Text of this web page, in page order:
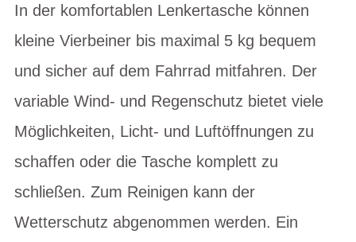
In der komfortablen Lenkertasche können
kleine Vierbeiner bis maximal 5 kg bequem
und sicher auf dem Fahrrad mitfahren. Der
variable Wind- und Regenschutz bietet viele
Möglichkeiten, Licht- und Luftöffnungen zu
schaffen oder die Tasche komplett zu
schließen. Zum Reinigen kann der
Wetterschutz abgenommen werden. Ein